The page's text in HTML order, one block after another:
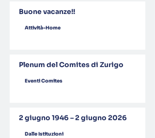
Buone vacanze!!
Attività-Home
Plenum del Comites di Zurigo
Eventi Comites
2 giugno 1946 – 2 giugno 2026
Dalle Istituzioni